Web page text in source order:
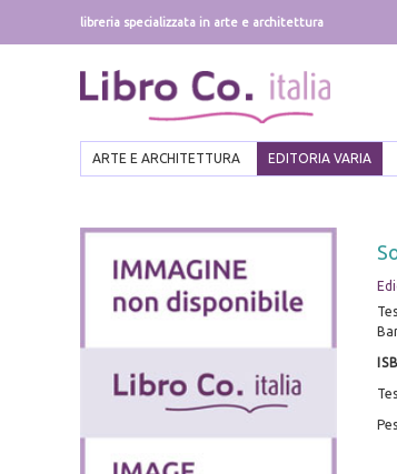
libreria specializzata in arte e architettura
ARTE E ARCHITETTURA EDITORIA VARIA